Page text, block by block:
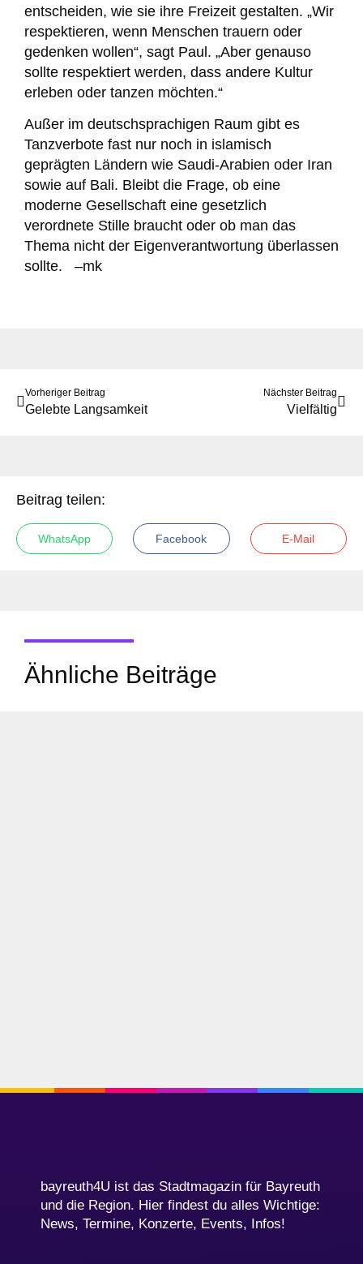
entscheiden, wie sie ihre Freizeit gestalten. „Wir
respektieren, wenn Menschen trauern oder
gedenken wollen“, sagt Paul. „Aber genauso
sollte respektiert werden, dass andere Kultur
erleben oder tanzen möchten.“
Außer im deutschsprachigen Raum gibt es
Tanzverbote fast nur noch in islamisch
geprägten Ländern wie Saudi-Arabien oder Iran
sowie auf Bali. Bleibt die Frage, ob eine
moderne Gesellschaft eine gesetzlich
verordnete Stille braucht oder ob man das
Thema nicht der Eigenverantwortung überlassen
sollte. –mk
Vorheriger Beitrag
Gelebte Langsamkeit
Nächster Beitrag
Vielfältig
Beitrag teilen:
WhatsApp Facebook E-Mail
Ähnliche Beiträge
bayreuth4U ist das Stadtmagazin für Bayreuth
und die Region. Hier findest du alles Wichtige:
News, Termine, Konzerte, Events, Infos!